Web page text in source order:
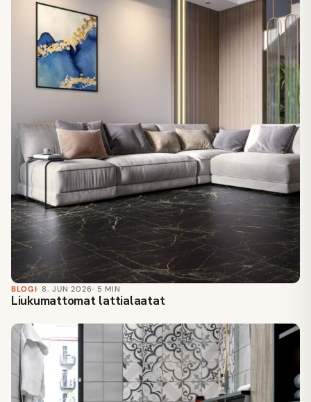
BLOGI· 8. JUN 2026· 5 MIN
Liukumattomat lattialaatat